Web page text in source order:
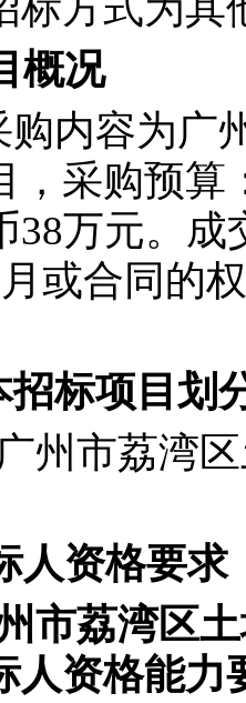
概况
购内容为广
，采购预算
38万元。
或合同的
招标项目划
广州市荔湾
人资格要求
州市荔湾区
人资格能力